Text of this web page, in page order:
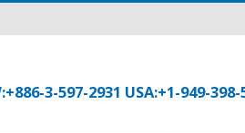
3-597-2931 USA:+1-949-